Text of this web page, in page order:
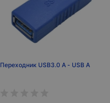
Переходник USB3.0 А - USB А